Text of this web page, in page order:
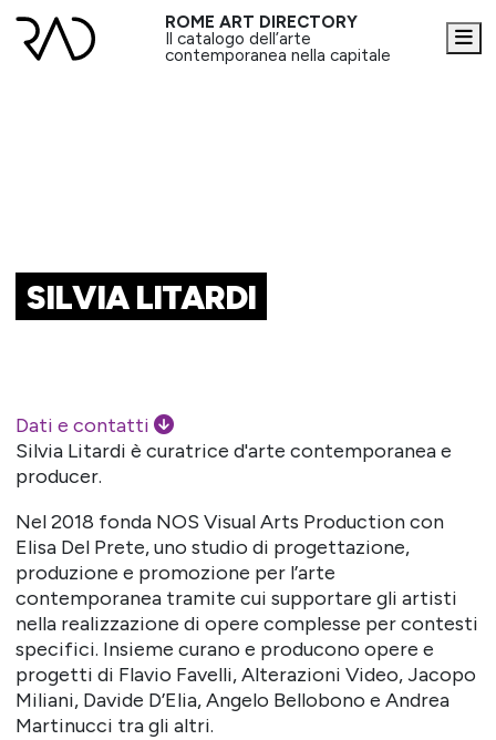
ROME ART DIRECTORY
Il catalogo dell’arte
contemporanea nella capitale
SILVIA LITARDI
Dati e contatti
Silvia Litardi è curatrice d'arte contemporanea e
producer.
Nel 2018 fonda NOS Visual Arts Production con
Elisa Del Prete, uno studio di progettazione,
produzione e promozione per l’arte
contemporanea tramite cui supportare gli artisti
nella realizzazione di opere complesse per contesti
specifici. Insieme curano e producono opere e
progetti di Flavio Favelli, Alterazioni Video, Jacopo
Miliani, Davide D’Elia, Angelo Bellobono e Andrea
Martinucci tra gli altri.